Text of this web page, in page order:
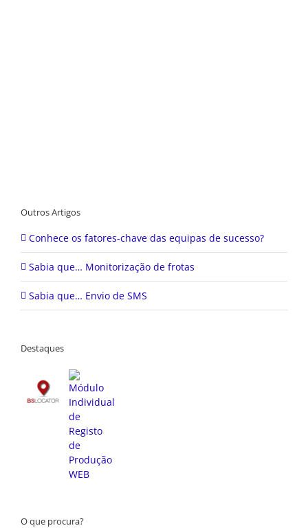
Outros Artigos
Conhece os fatores-chave das equipas de sucesso?
Sabia que… Monitorização de frotas
Sabia que… Envio de SMS
Destaques
O que procura?